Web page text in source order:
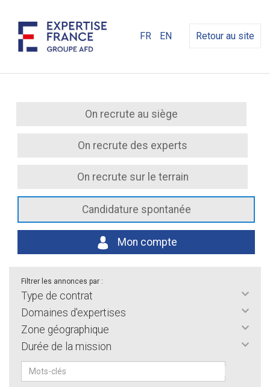
FR EN Retour au site
On recrute au siège
On recrute des experts
On recrute sur le terrain
Candidature spontanée
Mon compte
Filtrer les annonces par :
Type de contrat
Domaines d'expertises
Zone géographique
Durée de la mission